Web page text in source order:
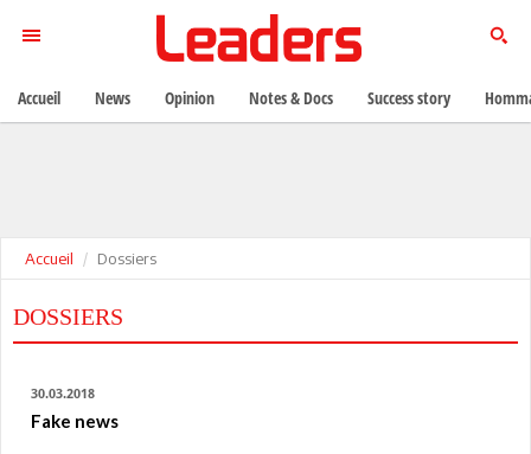
Accueil Dossiers
DOSSIERS
30.03.2018
Fake news
Accueil News Opinion Notes & Docs Success story